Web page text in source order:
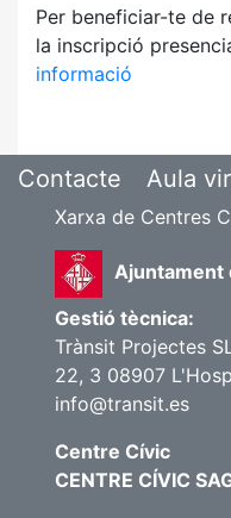
Per beneficiar-te de
la inscripció
informació
Contacte Aula
Xarxa de Centres
Ajuntament
Gestió tècnica:
Trànsit Projectes
22, 3 08907
info@transit.es
Centre Cívic
CENTRE CÍVIC